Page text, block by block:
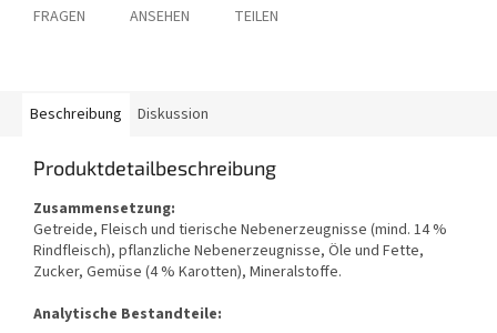
FRAGEN ANSEHEN TEILEN
Beschreibung Diskussion
Produktdetailbeschreibung
Zusammensetzung:
Getreide, Fleisch und tierische Nebenerzeugnisse (mind. 14 %
Rindfleisch), pflanzliche Nebenerzeugnisse, Öle und Fette,
Zucker, Gemüse (4 % Karotten), Mineralstoffe.
Analytische Bestandteile: